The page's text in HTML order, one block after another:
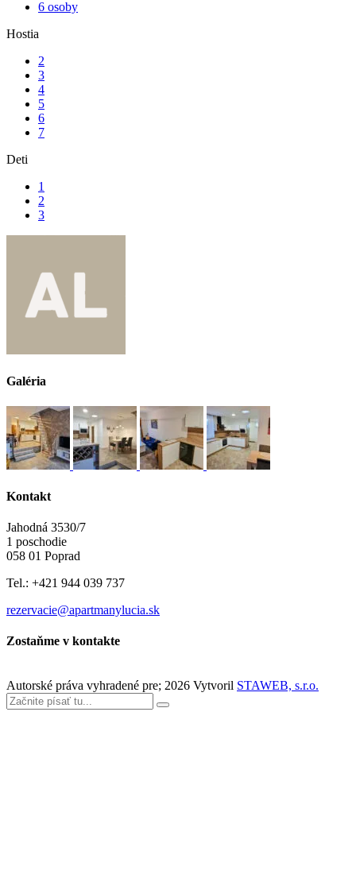
6 osoby
Hostia
2
3
4
5
6
7
Deti
1
2
3
Galéria
Kontakt
Jahodná 3530/7
1 poschodie
058 01 Poprad
Tel.: +421 944 039 737
rezervacie@apartmanylucia.sk
Zostaňme v kontakte
Autorské práva vyhradené pre; 2026 Vytvoril STAWEB, s.r.o.